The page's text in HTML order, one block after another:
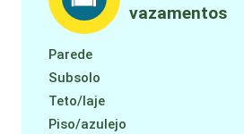
vazamentos
Parede
Subsolo
Teto/laje
Piso/azulejo